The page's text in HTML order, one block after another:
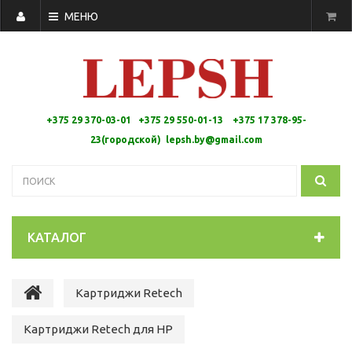
МЕНЮ
+375 29 370-03-01 +375 29 550-01-13 +375 17 378-95-
23(городской)
lepsh.by@gmail.com
КАТАЛОГ
Картриджи Retech
Картриджи Retech для HP